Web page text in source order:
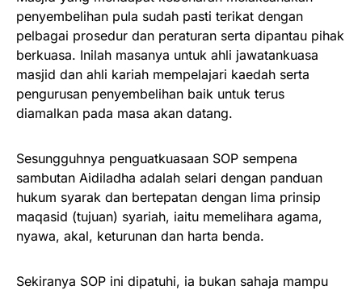
penyembelihan pula sudah pasti terikat dengan
pelbagai prosedur dan peraturan serta dipantau pihak
berkuasa. Inilah masanya untuk ahli jawatankuasa
masjid dan ahli kariah mempelajari kaedah serta
pengurusan penyembelihan baik untuk terus
diamalkan pada masa akan datang.
Sesungguhnya penguatkuasaan SOP sempena
sambutan Aidiladha adalah selari dengan panduan
hukum syarak dan bertepatan dengan lima prinsip
maqasid (tujuan) syariah, iaitu memelihara agama,
nyawa, akal, keturunan dan harta benda.
Sekiranya SOP ini dipatuhi, ia bukan sahaja mampu